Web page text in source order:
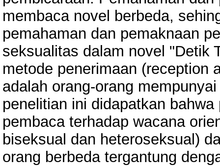
membaca novel berbeda,
pemahaman dan pemaknaan
seksualitas dalam novel "Detik
metode penerimaan (reception
adalah orang-orang
penelitian ini didapatkan
pembaca terhadap wacana
biseksual dan heteroseksual)
orang berbeda tergantung